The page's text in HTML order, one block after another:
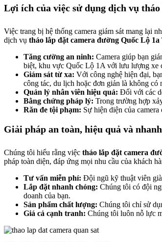
Lợi ích của việc sử dụng dịch vụ
Việc trang bị hệ thống camera giám sát mang lại
dịch vụ tháo lắp đặt camera đường Quốc Lộ
Tăng cường an ninh: Camera giúp bạn
biệt, khu vực Quốc Lộ 1A với lưu lượng xe
Giám sát từ xa: Với công nghệ hiện đại,
công tác, du lịch hoặc đơn giản là không có
Quản lý nhân viên hiệu quả: Đối với các
Bằng chứng pháp lý: Trong trường hợp
Răn đe tội phạm: Sự hiện diện của
Giải pháp an toàn, hiệu quả và
Chúng tôi hiểu rằng việc tháo lắp đặt camera
pháp toàn diện, đáp ứng mọi nhu cầu của khách
Tư vấn miễn phí: Đội ngũ kỹ thuật viên
Lắp đặt nhanh chóng: Chúng tôi có đội
doanh của bạn.
Sản phẩm chất lượng: Chúng tôi chỉ sử
Giá cả cạnh tranh: Chúng tôi luôn nỗ lực